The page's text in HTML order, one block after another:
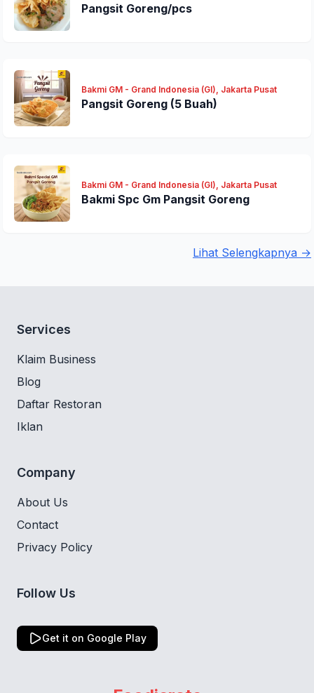
Pangsit Goreng/pcs
Bakmi GM - Grand Indonesia (GI), Jakarta Pusat
Pangsit Goreng (5 Buah)
Bakmi GM - Grand Indonesia (GI), Jakarta Pusat
Bakmi Spc Gm Pangsit Goreng
Lihat Selengkapnya →
Services
Klaim Business
Blog
Daftar Restoran
Iklan
Company
About Us
Contact
Privacy Policy
Follow Us
Get it on Google Play